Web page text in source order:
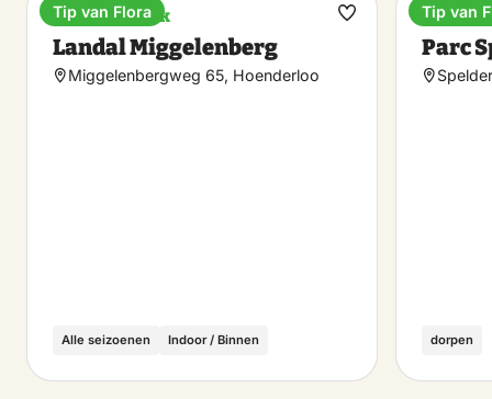
Vakantiepark
Landal Miggelenberg
Miggelenbergweg 65, Hoenderloo
Alle seizoenen Indoor / Binnen
Tip van Flora
Maak
Hotel
Parc
dorpen
Tip van